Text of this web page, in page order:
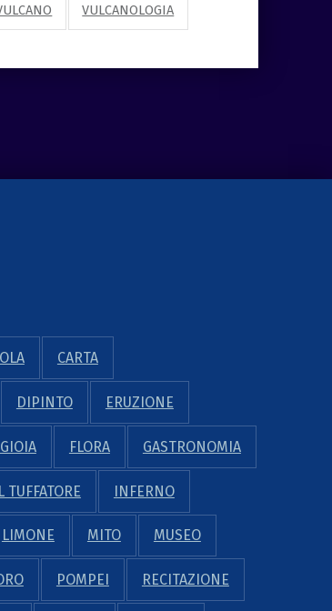
VULCANOLOGIA
CARTA
DIPINTO ERUZIONE
FLORA GASTRONOMIA
TUFFATORE INFERNO
LIMONE MITO MUSEO
POMPEI RECITAZIONE